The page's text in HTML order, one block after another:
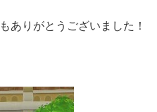
ありがとうございました！